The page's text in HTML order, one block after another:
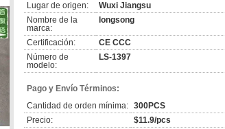
Lugar de origen:
Wuxi Jiangsu
Nombre de la
marca:
longsong
Certificación:
CE CCC
Número de
modelo:
LS-1397
Pago y Envío Términos:
Cantidad de orden mínima: 300PCS
Precio:
$11.9/pcs